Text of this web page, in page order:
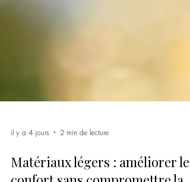
il y a 4 jours 2 min de lecture